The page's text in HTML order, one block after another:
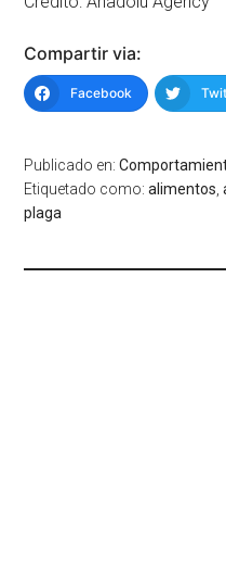
Compartir via:
Facebook
Publicado en:
Etiquetado como:alimentos ,
plaga